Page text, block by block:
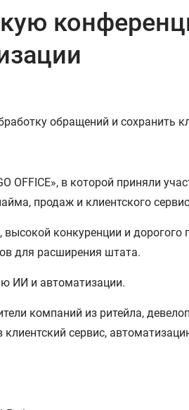
обращений и сохранить
OFFICE», в которой приняли
продаж и клиентского
конкуренции и
для расширения штата.
ИИ и автоматизации.
компаний из ритейла,
сервис,